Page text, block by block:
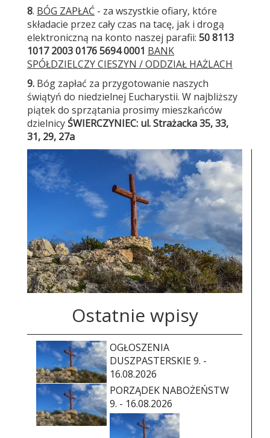
8. BÓG ZAPŁAĆ - za wszystkie ofiary, które
składacie przez cały czas na tacę, jak i drogą
elektroniczną na konto naszej parafii: 50 8113
1017 2003 0176 5694 0001 BANK
SPÓŁDZIELCZY CIESZYN / ODDZIAŁ HAŻLACH
9. Bóg zapłać za przygotowanie naszych
świątyń do niedzielnej Eucharystii. W najbliższy
piątek do sprzątania prosimy mieszkańców
dzielnicyŚWIERCZYNIEC: ul. Strażacka 35, 33,
31, 29, 27a
Ostatnie wpisy
OGŁOSZENIA
DUSZPASTERSKIE 9. -
16.08.2026
PORZĄDEK NABOŻEŃSTW
9. - 16.08.2026